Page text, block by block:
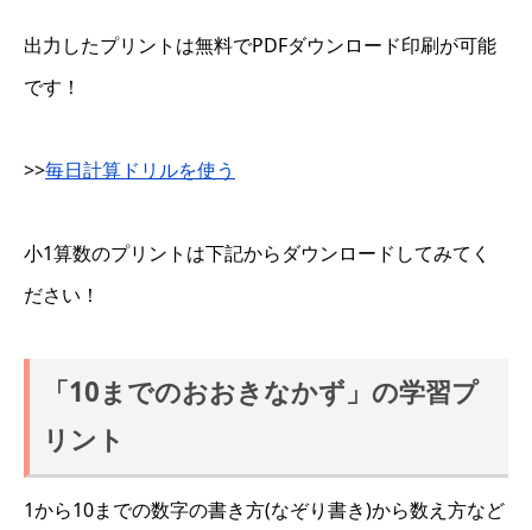
出力したプリントは無料でPDFダウンロード印刷が可能
です！
>>毎日計算ドリルを使う
小1算数のプリントは下記からダウンロードしてみてく
ださい！
「10までのおおきなかず」の学習プ
リント
1から10までの数字の書き方(なぞり書き)から数え方など